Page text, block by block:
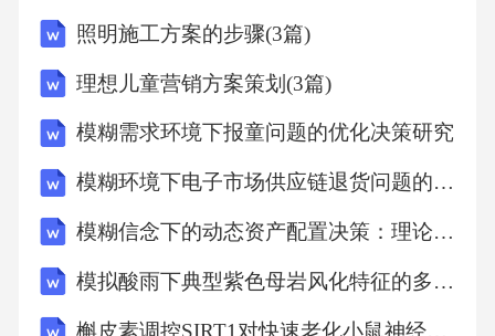
属于三级安全教育内容。四、简答题1.安全生产
责任制度的主要内容：-明确各级人员的安全生
产职责；-建立安全生产责任制考核机制；-制定
安全生产规章制度和操作规程；-定期开展安全
生产检查和隐患排查；-建立事故报告和调查处
理制度。2.有限空间作业的安全注意事项：-作
制定专项作业方案；-配备必要的劳动防护用
照明施工方案的步骤(3篇)
理想儿童营销方案策划(3篇)
模糊需求环境下报童问题的优化决策研究
模糊环境下电子市场供应链退货问题的模型构建与策略优化研究
模糊信念下的动态资产配置决策：理论、模型与实证分析
模拟酸雨下典型紫色母岩风化特征的多维度解析与机制探究
槲皮素调控SIRT1对快速老化小鼠神经保护的机制探究